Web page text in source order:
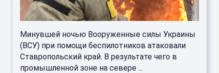
Минувшей ночью Вооруженные силы Украины
(ВСУ) при помощи беспилотников атаковали
Ставропольский край. В результате чего в
промышленной зоне на севере ...